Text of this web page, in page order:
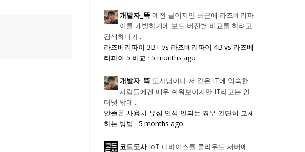
개발자_뜩 예전 글이지만 최근에 라즈베리파
이를 개발하기에 보드 버전별 비교를 하려고
검색하다가...
라즈베리파이 3B+ vs 라즈베리파이 4B vs 라즈베
리파이 5 비교 · 5 months ago
개발자_뜩 도사님이나 저 같은 IT에 익숙한
사람들에겐 매우 쉬워보이지만 IT라고는 인
터넷 밖에...
알뜰폰 사용시 유심 인식 안되는 경우 간단히 교체
하는 방법 · 5 months ago
코드도사 IoT 디바이스를 클라우드 서버에